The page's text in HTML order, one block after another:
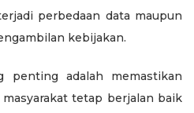
perbedaan data maupun
kebijakan.
penting adalah memastikan
tetap berjalan baik